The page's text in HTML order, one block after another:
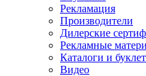
Рекламация
Производители
Дилерские
Рекламные
Каталоги и
Видео